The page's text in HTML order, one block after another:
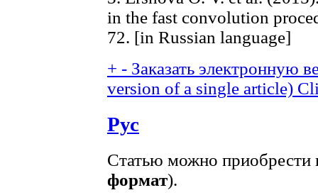
in the fast convolution
72. [in Russian language]
+ - Заказать электронную
version of a single article)
Рус
Статью можно приобрести
формат).